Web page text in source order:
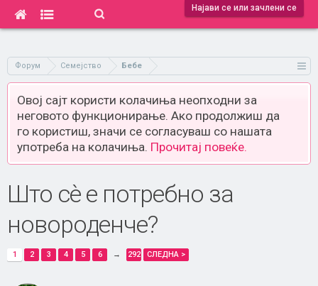
Најави се или зачлени се
Форум Семејство Бебе
Овој сајт користи колачиња неопходни за
неговото функционирање. Ако продолжиш да
го користиш, значи се согласуваш со нашата
употреба на колачиња. Прочитај повеќе.
Што сè е потребно за
новороденче?
1 2 3 4 5 6 → 292 СЛЕДНА >